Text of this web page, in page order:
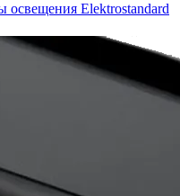
освещения Elektrostandard